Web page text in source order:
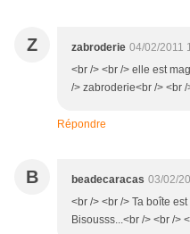
Z zabroderie 04/02/2011
<br /> <br /> elle est
/> zabroderie<br /> <br /
Répondre
B beadecaracas 03/02/
<br /> <br /> Ta boîte
Bisousss...<br /> <br />